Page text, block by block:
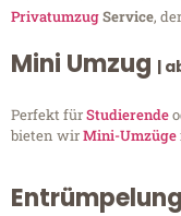
PrivatumzugService,
Mini Umzug |
Perfekt fürStudierende
bieten wirMini-Umzüge
Entrümpelung